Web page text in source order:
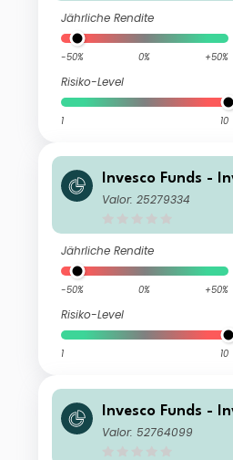
Jährliche Rendite
-50% 0% +50%
Risiko-Level
1 10
Invesco Funds -
tment Grade
Valor: 25279334
Jährliche Rendite
-50% 0% +50%
Risiko-Level
1 10
Invesco Funds -
tment Grade
Valor: 52764099